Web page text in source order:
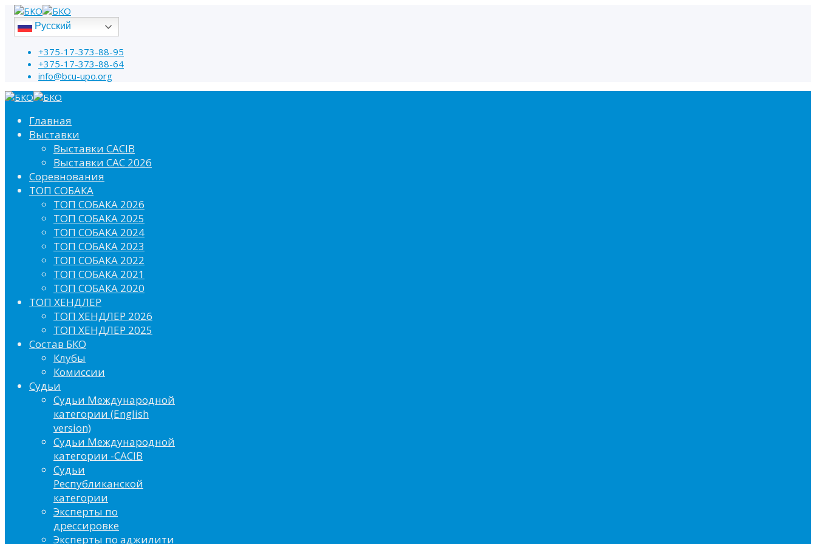
Русский
+375-17-373-88-95
+375-17-373-88-64
info@bcu-upo.org
Главная
Выставки
Выставки CACIB
Выставки САС 2026
Соревнования
ТОП СОБАКА
ТОП СОБАКА 2026
ТОП СОБАКА 2025
ТОП СОБАКА 2024
ТОП СОБАКА 2023
ТОП СОБАКА 2022
ТОП СОБАКА 2021
ТОП СОБАКА 2020
ТОП ХЕНДЛЕР
ТОП ХЕНДЛЕР 2026
ТОП ХЕНДЛЕР 2025
Состав БКО
Клубы
Комиссии
Судьи
Судьи Международной
категории (English
version)
Судьи Международной
категории -CACIB
Судьи
Республиканской
категории
Эксперты по
дрессировке
Эксперты по аджилити